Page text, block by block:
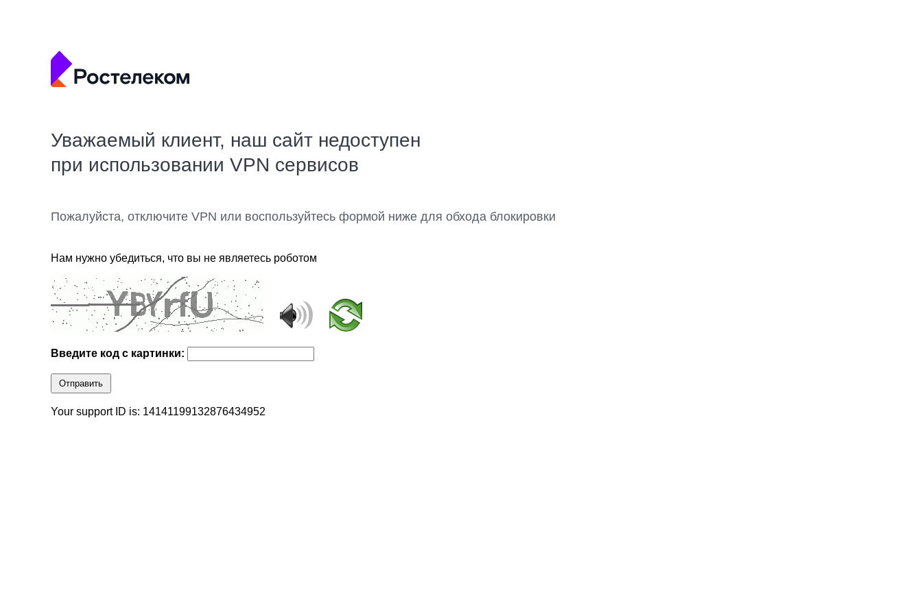
Уважаемый клиент, наш сайт недоступен
при использовании VPN сервисов
Пожалуйста, отключите VPN или воспользуйтесь формой ниже для обхода блокировки
Нам нужно убедиться, что вы не являетесь роботом
Введите код с картинки:
Отправить
Your support ID is: 14141199132876434952